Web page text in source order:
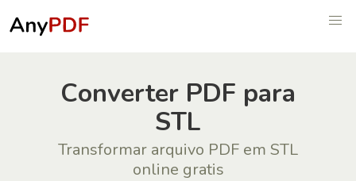
Сonverter PDF para
STL
Transformar arquivo PDF em STL
online gratis